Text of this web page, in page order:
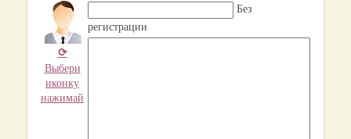
⟳
Выбери
иконку
нажимай
Без
регистрации